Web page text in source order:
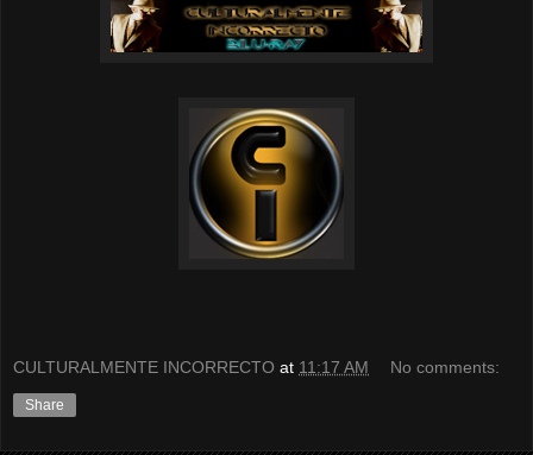
CULTURALMENTE INCORRECTO at 11:17 AM No comments:
Share